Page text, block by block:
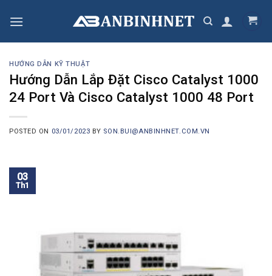
HƯỚNG DẪN KỸ THUẬT
Hướng Dẫn Lắp Đặt Cisco Catalyst 1000
24 Port Và Cisco Catalyst 1000 48 Port
POSTED ON 03/01/2023 BY SON.BUI@ANBINHNET.COM.VN
03
Th1